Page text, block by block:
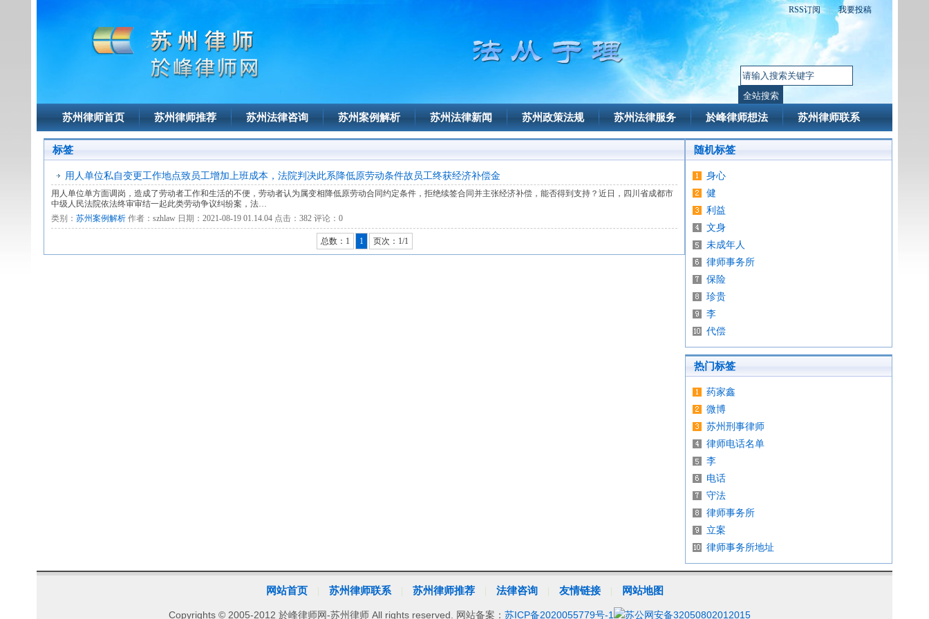
RSS订阅|我要投稿
苏州律师首页 苏州律师推荐 苏州法律咨询 苏州案例解析 苏州法律新闻 苏州政策法规 苏州法律服务 於峰律师想法 苏州律师联系
标签
用人单位私自变更工作地点致员工增加上班成本，法院判决此系降低原劳动条件故员工终获经济补偿金
用人单位单方面调岗，造成了劳动者工作和生活的不便，劳动者认为属变相降低原劳动合同约定条件，拒绝续签合同并主张经济补偿，能否得到支持？近日，四川省成都市
中级人民法院依法终审审结一起此类劳动争议纠纷案，法…
类别： 苏州案例解析 作者： szhlaw 日期： 2021-08-19 01.14.04 点击： 382 评论： 0
总数：1 1 页次：1/1
随机标签
身心
健
利益
文身
未成年人
律师事务所
保险
珍贵
李
代偿
热门标签
药家鑫
微博
苏州刑事律师
律师电话名单
李
电话
守法
律师事务所
立案
律师事务所地址
网站首页 苏州律师联系| 苏州律师推荐| 法律咨询 友情链接| 网站地图
Copyrights © 2005-2012 於峰律师网-苏州律师 All rights reserved. 网站备案： 苏ICP备2020055779号-1 苏公网安备32050802012015